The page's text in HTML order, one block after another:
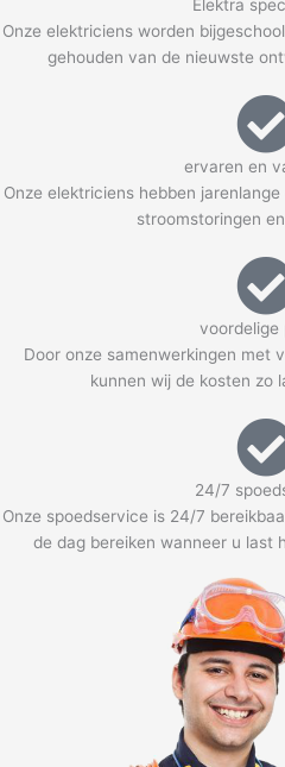
Elektra
Onze elektriciens worden
gehouden van de nieuwste
ervaren en
Onze elektriciens hebben
stroomstoringen
voordelige
Door onze samenwerkingen met
kunnen wij de kosten zo
24/7
Onze spoedservice is 24/7
de dag bereiken wanneer u last